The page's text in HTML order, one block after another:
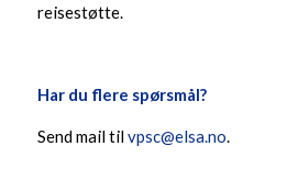
reisestøtte.
Har du flere spørsmål?
Send mail tilvpsc@elsa.no.